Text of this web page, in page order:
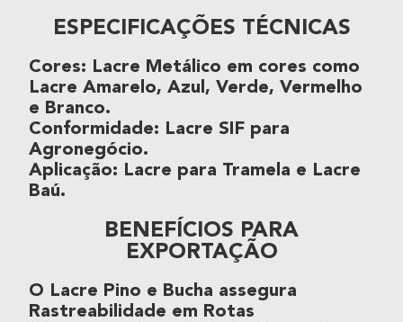
ESPECIFICAÇÕES TÉCNICAS
Cores: Lacre Metálico em cores como
Lacre Amarelo, Azul, Verde, Vermelho
e Branco.
Conformidade: Lacre SIF para
Agronegócio.
Aplicação: Lacre para Tramela e Lacre
Baú.
BENEFÍCIOS PARA
EXPORTAÇÃO
O Lacre Pino e Bucha assegura
Rastreabilidade em Rotas